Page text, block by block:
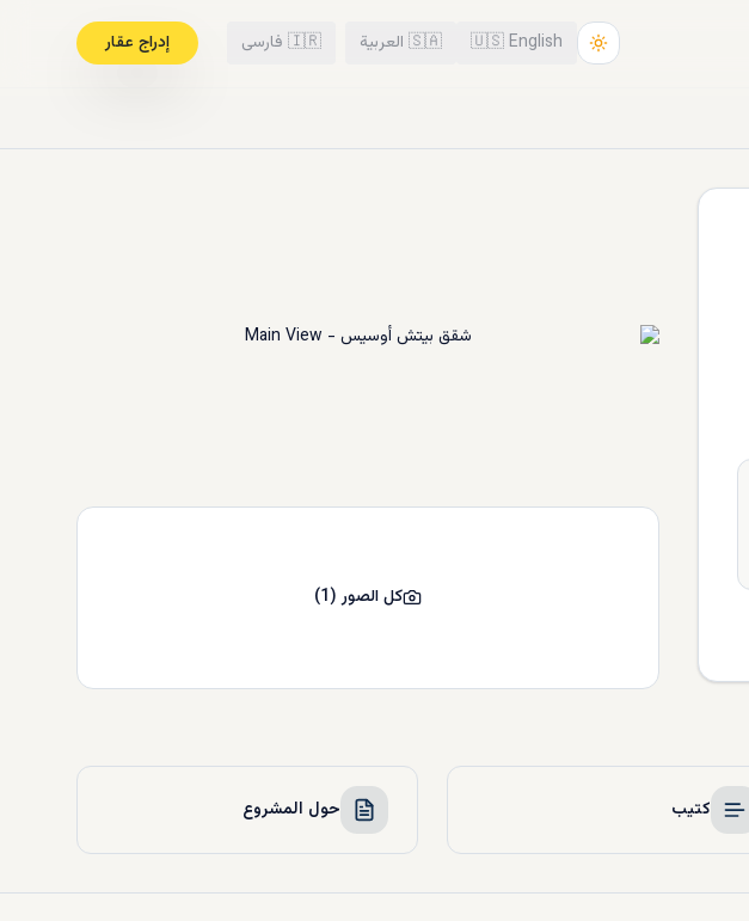
🇺🇸 English
🇸🇦 العربية 🇮🇷 فارسی إدراج عقار
كل الصور(
1
)
كتيب حول المشروع